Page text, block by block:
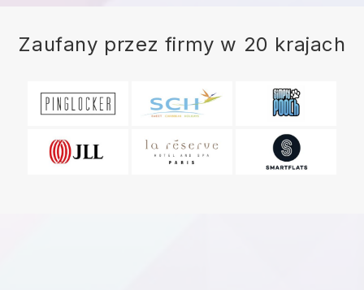
Zaufany przez firmy w 20 krajach